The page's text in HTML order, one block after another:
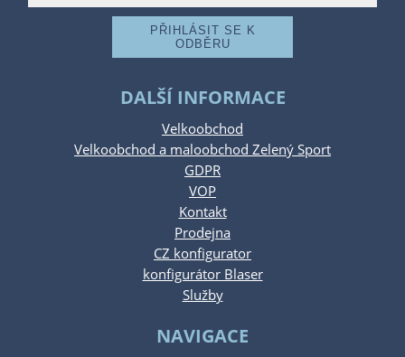
DALŠÍ INFORMACE
Velkoobchod
Velkoobchod a maloobchod Zelený Sport
GDPR
VOP
Kontakt
Prodejna
CZ konfigurator
konfigurátor Blaser
Služby
NAVIGACE